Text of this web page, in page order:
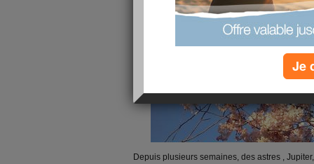
Depuis plusieurs semaines, des astres ,
Je